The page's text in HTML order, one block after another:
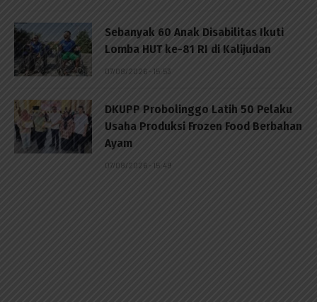
Sebanyak 60 Anak Disabilitas Ikuti
Lomba HUT ke-81 RI di Kalijudan
07/08/2026 - 15:53
DKUPP Probolinggo Latih 50 Pelaku
Usaha Produksi Frozen Food Berbahan
Ayam
07/08/2026 - 15:49